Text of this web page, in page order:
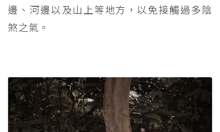
邊、河邊以及山上等地方，以免接觸過多陰
煞之氣。